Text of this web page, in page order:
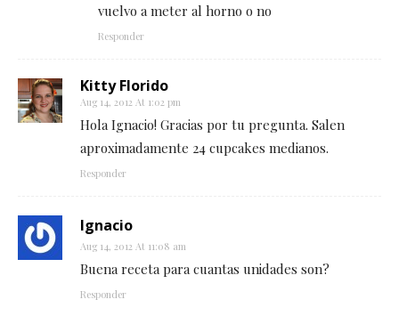
vuelvo a meter al horno o no
Responder
Kitty Florido
Aug 14, 2012 At 1:02 pm
Hola Ignacio! Gracias por tu pregunta. Salen
aproximadamente 24 cupcakes medianos.
Responder
Ignacio
Aug 14, 2012 At 11:08 am
Buena receta para cuantas unidades son?
Responder